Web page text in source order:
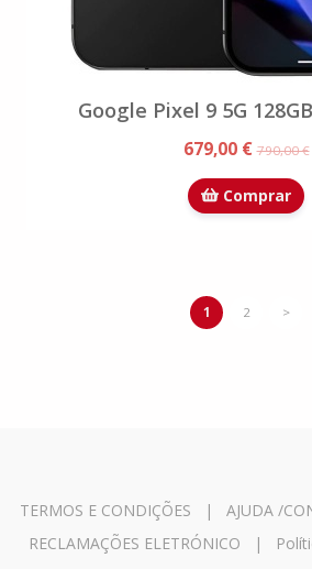
Google Pixel 9 5G
679,00 €790,00 €
Comprar
1 2 >
TERMOS E CONDIÇÕES | AJUDA /
RECLAMAÇÕES ELETRÓNICO |